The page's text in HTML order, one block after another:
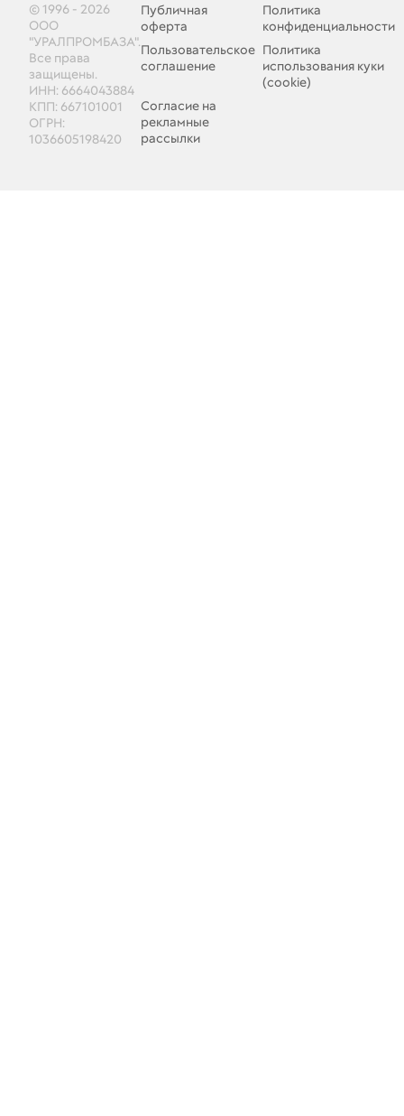
© 1996 - 2026
ООО
"УРАЛПРОМБАЗА".
Все права
защищены.
ИНН: 6664043884
КПП: 667101001
ОГРН:
1036605198420
Публичная
оферта
Политика
конфиденциальности
Пользовательское
соглашение
Политика
использования куки
(cookie)
Согласие на
рекламные
рассылки